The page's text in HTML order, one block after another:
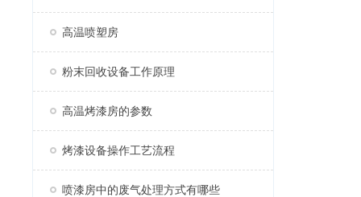
高温喷塑房
粉末回收设备工作原理
高温烤漆房的参数
烤漆设备操作工艺流程
喷漆房中的废气处理方式有哪些